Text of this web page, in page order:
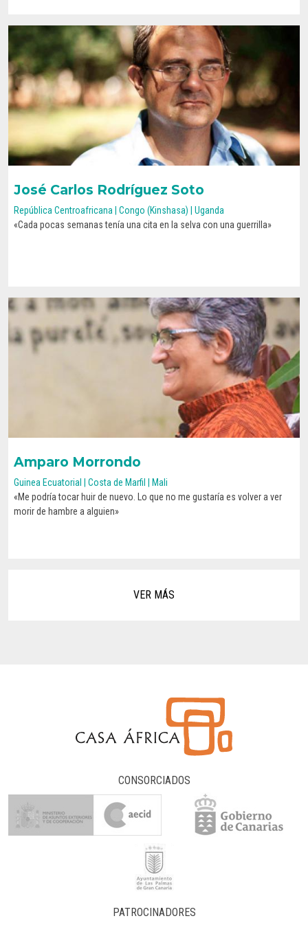
José Carlos Rodríguez Soto
República Centroafricana | Congo (Kinshasa) | Uganda
«Cada pocas semanas tenía una cita en la selva con una guerrilla»
CONOCE SU HISTORIA
Amparo Morrondo
Guinea Ecuatorial | Costa de Marfil | Mali
«Me podría tocar huir de nuevo. Lo que no me gustaría es volver a ver
morir de hambre a alguien»
CONOCE SU HISTORIA
VER MÁS
CONSORCIADOS
PATROCINADORES